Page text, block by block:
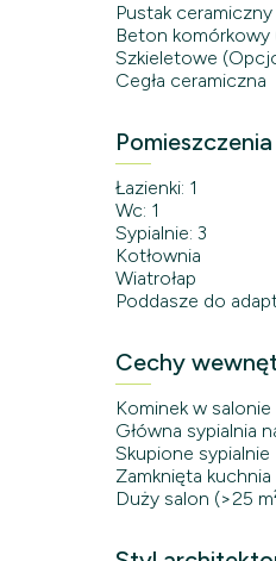
Pustak
Beton komórkowy
Szkieletowe
Cegła ceramiczna
Pomieszczenia
Łazienki: 1
Wc: 1
Sypialnie: 3
Kotłownia
Wiatrołap
Poddasze do
Cechy
Kominek w salonie
Główna sypialnia
Skupione sypialnie
Zamknięta kuchnia
Duży salon (>25